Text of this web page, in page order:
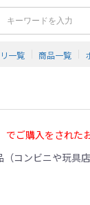
一覧 商品一覧
でご購入をされた
コンビニや玩具